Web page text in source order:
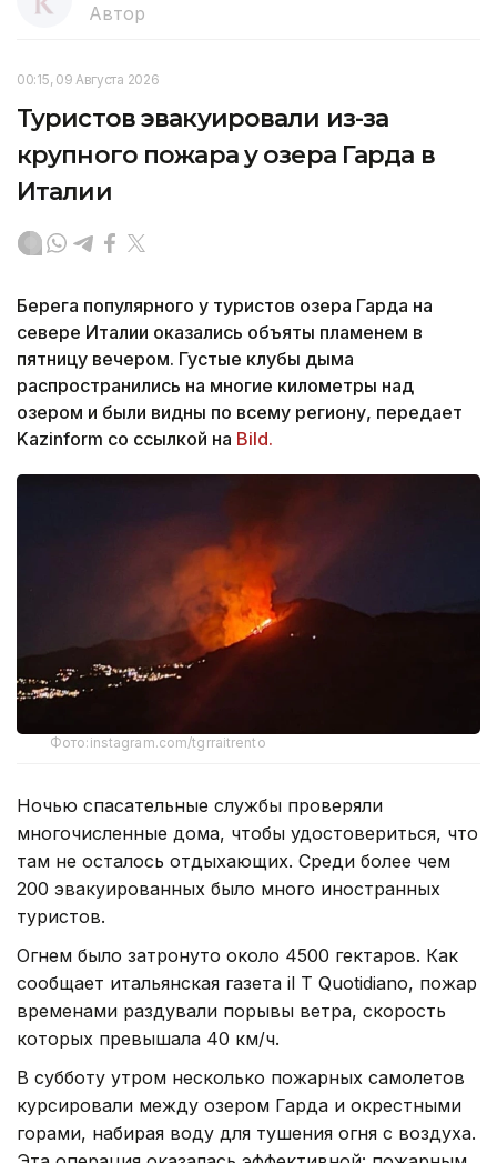
Автор
00:15, 09 Августа 2026
Туристов эвакуировали из-за
крупного пожара у озера Гарда в
Италии
Берега популярного у туристов озера Гарда на
севере Италии оказались объяты пламенем в
пятницу вечером. Густые клубы дыма
распространились на многие километры над
озером и были видны по всему региону, передает
Kazinform со ссылкой на Bild.
Фото:instagram.com/tgrraitrento
Ночью спасательные службы проверяли
многочисленные дома, чтобы удостовериться, что
там не осталось отдыхающих. Среди более чем
200 эвакуированных было много иностранных
туристов.
Огнем было затронуто около 4500 гектаров. Как
сообщает итальянская газета il T Quotidiano, пожар
временами раздували порывы ветра, скорость
которых превышала 40 км/ч.
В субботу утром несколько пожарных самолетов
курсировали между озером Гарда и окрестными
горами, набирая воду для тушения огня с воздуха.